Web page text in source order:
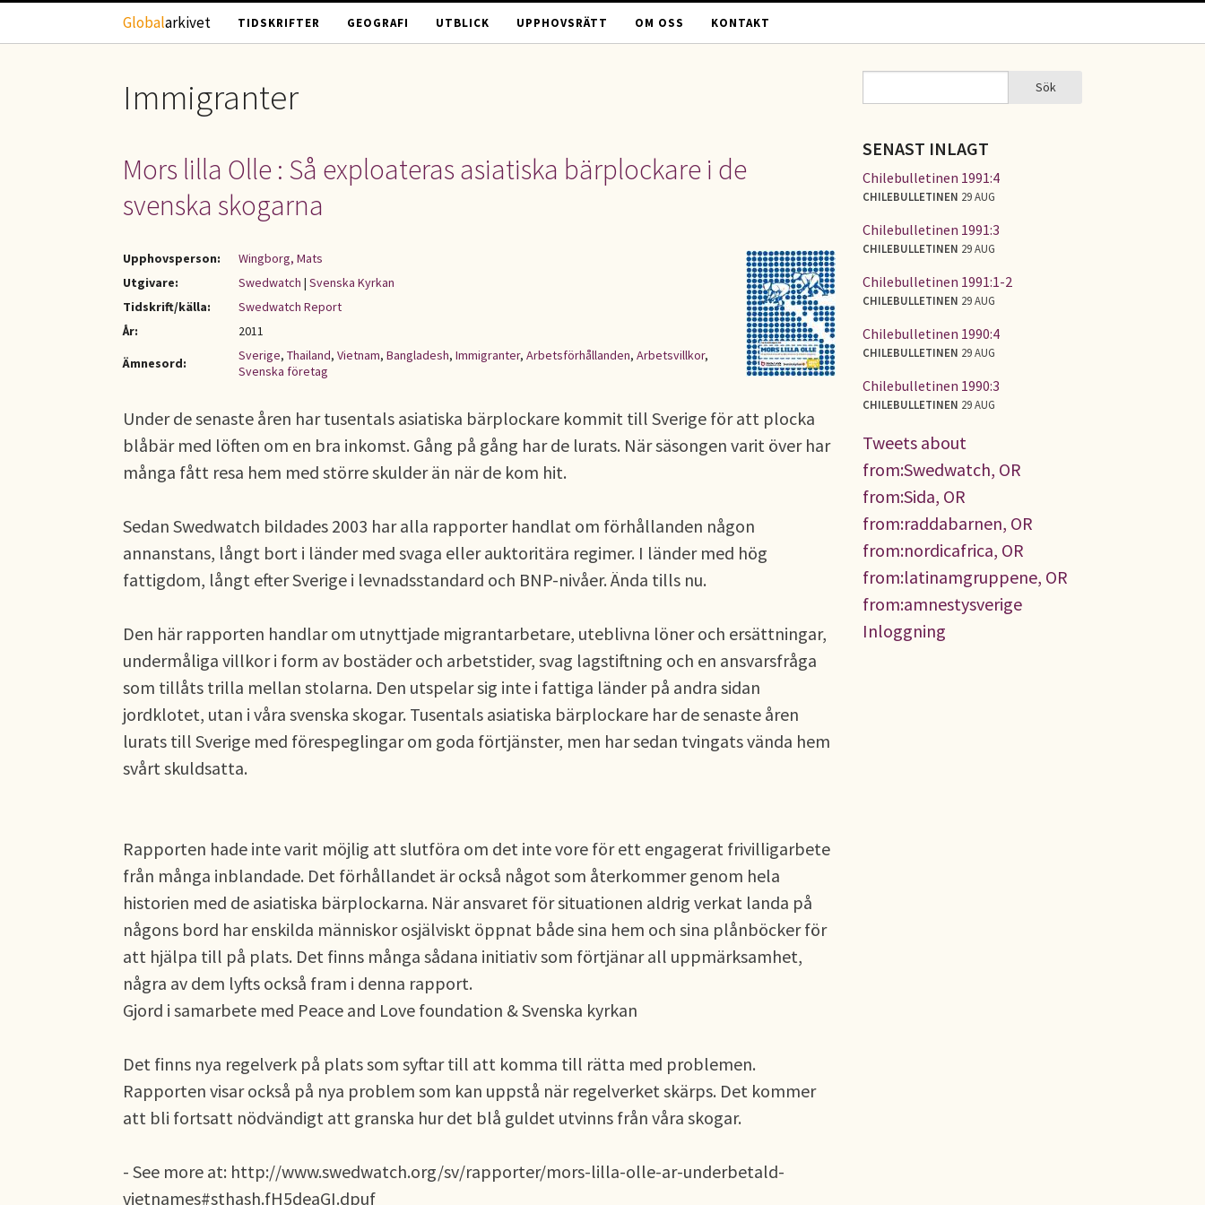
Hoppa till huvudinnehåll
Globalarkivet TIDSKRIFTER GEOGRAFI UTBLICK UPPHOVSRÄTT OM OSS KONTAKT
Immigranter
Mors lilla Olle : Så exploateras asiatiska bärplockare i de
svenska skogarna
Upphovsperson:
Wingborg, Mats
Utgivare:
Swedwatch | Svenska Kyrkan
Tidskrift/källa:
Swedwatch Report
År:
2011
Ämnesord:
Sverige, Thailand, Vietnam, Bangladesh, Immigranter, Arbetsförhållanden, Arbetsvillkor,
Svenska företag
Under de senaste åren har tusentals asiatiska bärplockare kommit till Sverige för att plocka
blåbär med löften om en bra inkomst. Gång på gång har de lurats. När säsongen varit över har
många fått resa hem med större skulder än när de kom hit.
Sedan Swedwatch bildades 2003 har alla rapporter handlat om förhållanden någon
annanstans, långt bort i länder med svaga eller auktoritära regimer. I länder med hög
fattigdom, långt efter Sverige i levnadsstandard och BNP-nivåer. Ända tills nu.
Den här rapporten handlar om utnyttjade migrantarbetare, uteblivna löner och ersättningar,
undermåliga villkor i form av bostäder och arbetstider, svag lagstiftning och en ansvarsfråga
som tillåts trilla mellan stolarna. Den utspelar sig inte i fattiga länder på andra sidan
jordklotet, utan i våra svenska skogar. Tusentals asiatiska bärplockare har de senaste åren
lurats till Sverige med förespeglingar om goda förtjänster, men har sedan tvingats vända hem
svårt skuldsatta.
Rapporten hade inte varit möjlig att slutföra om det inte vore för ett engagerat frivilligarbete
från många inblandade. Det förhållandet är också något som återkommer genom hela
historien med de asiatiska bärplockarna. När ansvaret för situationen aldrig verkat landa på
någons bord har enskilda människor osjälviskt öppnat både sina hem och sina plånböcker för
att hjälpa till på plats. Det finns många sådana initiativ som förtjänar all uppmärksamhet,
några av dem lyfts också fram i denna rapport.
Gjord i samarbete med Peace and Love foundation & Svenska kyrkan
Det finns nya regelverk på plats som syftar till att komma till rätta med problemen.
Rapporten visar också på nya problem som kan uppstå när regelverket skärps. Det kommer
att bli fortsatt nödvändigt att granska hur det blå guldet utvinns från våra skogar.
- See more at: http://www.swedwatch.org/sv/rapporter/mors-lilla-olle-ar-underbetald-
vietnames#sthash.fH5deaGI.dpuf
SÖKFORMULÄR Sök
SENAST INLAGT
Chilebulletinen 1991:4
CHILEBULLETINEN 29 AUG
Chilebulletinen 1991:3
CHILEBULLETINEN 29 AUG
Chilebulletinen 1991:1-2
CHILEBULLETINEN 29 AUG
Chilebulletinen 1990:4
CHILEBULLETINEN 29 AUG
Chilebulletinen 1990:3
CHILEBULLETINEN 29 AUG
Tweets about
from:Swedwatch, OR
from:Sida, OR
from:raddabarnen, OR
from:nordicafrica, OR
from:latinamgruppene, OR
from:amnestysverige
Inloggning